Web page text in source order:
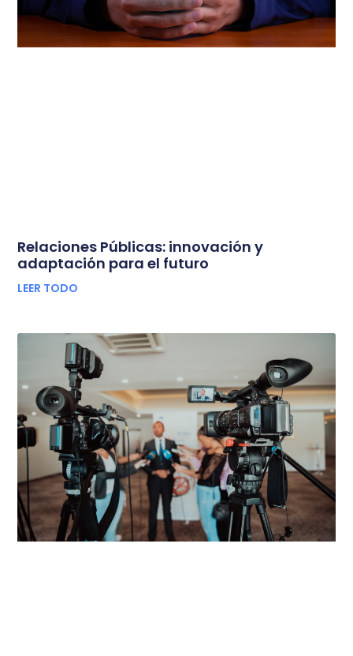
Relaciones Públicas: innovación y
adaptación para el futuro
LEER TODO